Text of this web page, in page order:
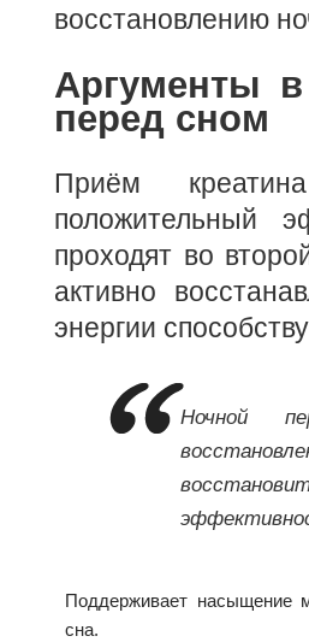
восстановлению
Аргументы
перед сном
Приём
положительный
проходят во
активно
энергии
Ночной
Поддерживает насыщение
сна.